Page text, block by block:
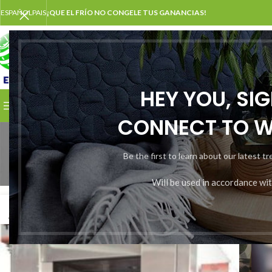
HEY YOU,
CONNECT TO
Be the first to learn about our latest
Will be used in accordance
ESPAÑOLPAIS¡QUE EL FRÍO NO CONGELE TUS GANANCIAS!
SELECCIONAR CATEGORÍA
EXPLORAR CATEGORÍAS INICIONOSOTROS
15
ABR